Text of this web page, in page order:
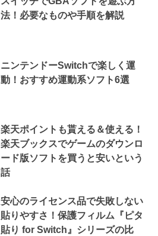
法！必要なものや手順を解説
ニンテンドーSwitchで楽しく運
動！おすすめ運動系ソフト6選
楽天ポイントも貰える＆使える！
楽天ブックスでゲームのダウンロ
ード版ソフトを買うと安いという
話
安心のライセンス品で失敗しない
貼りやすさ！保護フィルム『ピタ
貼り for Switch』シリーズの比